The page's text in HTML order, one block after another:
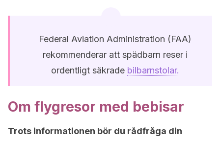
Federal Aviation Administration (FAA)
rekommenderar att spädbarn reser i
ordentligt säkrade bilbarnstolar.
Om flygresor med bebisar
Trots informationen bör du rådfråga din